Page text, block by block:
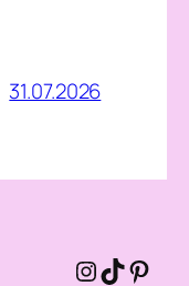
31.07.2026
Instagram
TikTok